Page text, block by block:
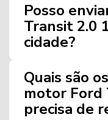
Posso
Transit 2.0
cidade?
Quais são
motor Ford
precisa de